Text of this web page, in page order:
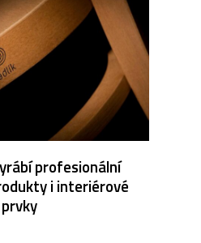
profesionální
i interiérové
prvky